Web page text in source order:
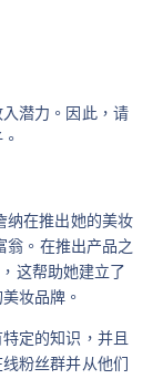
潜力。因此，请
纳在推出她的美妆
。在推出产品之
这帮助她建立了
妆品牌。
定的知识，并且
粉丝群并从他们